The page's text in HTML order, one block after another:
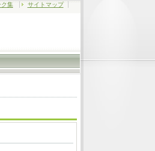
ク集 サイトマップ